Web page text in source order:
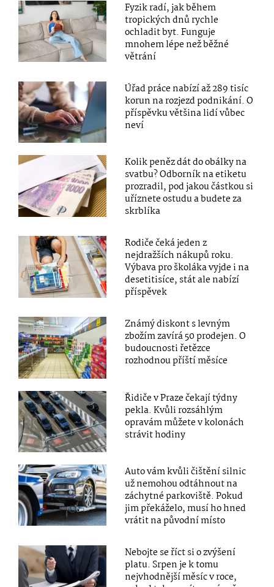
Fyzik radí, jak během
tropických dnů rychle
ochladit byt. Funguje
mnohem lépe než běžné
větrání
Úřad práce nabízí až 289 tisíc
korun na rozjezd podnikání. O
příspěvku většina lidí vůbec
neví
Kolik peněz dát do obálky na
svatbu? Odborník na etiketu
prozradil, pod jakou částkou si
uříznete ostudu a budete za
skrblíka
Rodiče čeká jeden z
nejdražších nákupů roku.
Výbava pro školáka vyjde i na
desetitisíce, stát ale nabízí
příspěvek
Známý diskont s levným
zbožím zavírá 50 prodejen. O
budoucnosti řetězce
rozhodnou příští měsíce
Řidiče v Praze čekají týdny
pekla. Kvůli rozsáhlým
opravám můžete v kolonách
strávit hodiny
Auto vám kvůli čištění silnic
už nemohou odtáhnout na
záchytné parkoviště. Pokud
jim překáželo, musí ho hned
vrátit na původní místo
Nebojte se říct si o zvýšení
platu. Srpen je k tomu
nejvhodnější měsíc v roce,